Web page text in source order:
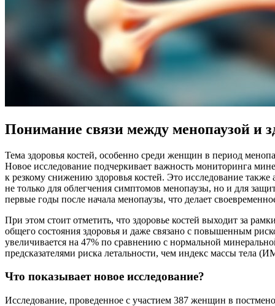
Понимание связи между менопаузой и
Тема здоровья костей, особенно среди женщин в период
Новое исследование подчеркивает важность мониторинга
к резкому снижению здоровья костей. Это исследование
не только для облегчения симптомов менопаузы, но и для
первые годы после начала менопаузы, что делает
При этом стоит отметить, что здоровье костей выходит за
общего состояния здоровья и даже связано с повышенным
увеличивается на 47% по сравнению с нормальной
предсказателями риска летальности, чем индекс массы тела
Что показывает новое исследование?
Исследование, проведенное с участием 387 женщин в